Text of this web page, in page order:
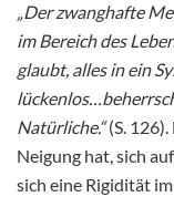
„Der zwanghafte
im Bereich des
glaubt, alles in ein
Natürliche.“(S. 126).
Neigung hat, sich
sich eine Rigidität